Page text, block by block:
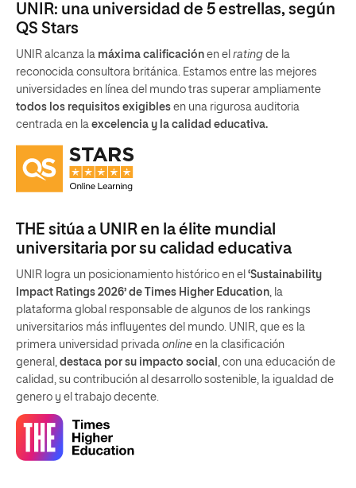
UNIR: una universidad de 5 estrellas, según
QS Stars
UNIR alcanza la máxima calificación en el rating de la
reconocida consultora británica. Estamos entre las mejores
universidades en línea del mundo tras superar ampliamente
todos los requisitos exigibles en una rigurosa auditoria
centrada en la excelencia y la calidad educativa.
THE sitúa a UNIR en la élite mundial
universitaria por su calidad educativa
UNIR logra un posicionamiento histórico en el ‘Sustainability
Impact Ratings 2026’ de Times Higher Education, la
plataforma global responsable de algunos de los rankings
universitarios más influyentes del mundo. UNIR, que es la
primera universidad privada online en la clasificación
general, destaca por su impacto social , con una educación de
calidad, su contribución al desarrollo sostenible, la igualdad de
genero y el trabajo decente.